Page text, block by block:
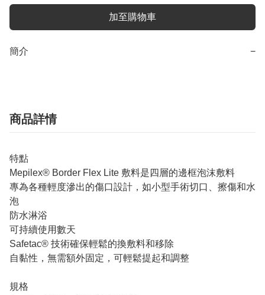
加至購物車
簡介 −
商品詳情
特點
Mepilex® Border Flex Lite 敷料是四層的邊框泡沫敷料
專為各種輕度滲出的傷口設計，如小型手術切口、擦傷和水
泡
防水淋浴
可持續使用數天
Safetac® 技術確保輕鬆的換敷料和移除
自黏性，無需額外固定，可輕鬆提起和調整
規格